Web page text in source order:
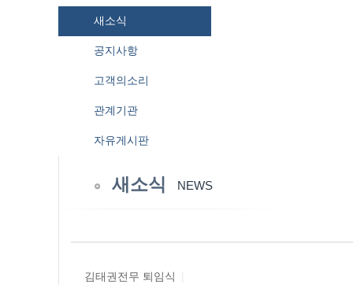
새소식
공지사항
고객의소리
관계기관
자유게시판
새소식 NEWS
김태권전무 퇴임식